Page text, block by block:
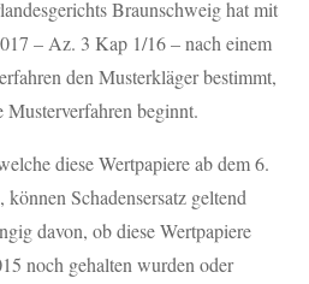
Braunschweig hat mit
– Az. 3 Kap 1/16 – nach einem
den Musterkläger bestimmt,
Musterverfahren beginnt.
diese Wertpapiere ab dem 6.
Schadensersatz geltend
davon, ob diese Wertpapiere
noch gehalten wurden oder